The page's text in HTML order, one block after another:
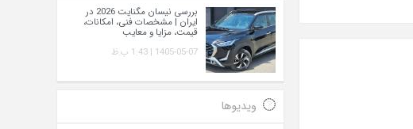
بررسی نیسان مگنایت 2026 در
ایران | مشخصات فنی، امکانات،
قیمت، مزایا و معایب
1405-05-07 | 1:43 ب.ظ
ویدیوها